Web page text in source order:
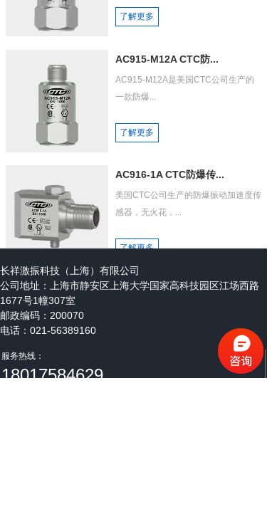
了解更多
AC915-M12A CTC防...
AC915-M12A是美国CTC公司生产的
一款防爆...
了解更多
AC916-1A CTC防爆传...
美国CTC公司生产的防爆振动加速度传
感器，无火花，...
了解更多
1
服务热线：
18017584629
长祥激振科技（上海）有限公司
公司地址：
上海市静安区上海大学国家高科技园区江场西路
1677号1幢307室
邮政编码：200070
电话：021-56389160